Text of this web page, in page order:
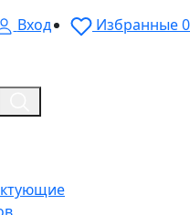
Вход Избранные0